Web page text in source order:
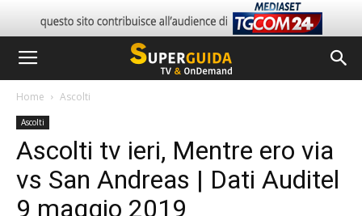
Home Ascolti
Ascolti
Ascolti tv ieri, Mentre ero via
vs San Andreas | Dati Auditel
9 maggio 2019